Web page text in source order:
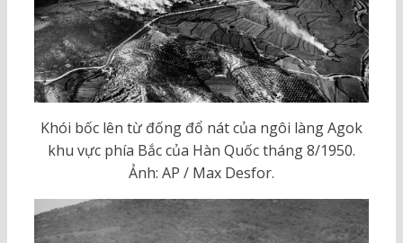
Khói bốc lên từ đống đổ nát của ngôi làng Agok
khu vực phía Bắc của Hàn Quốc tháng 8/1950.
Ảnh: AP / Max Desfor.